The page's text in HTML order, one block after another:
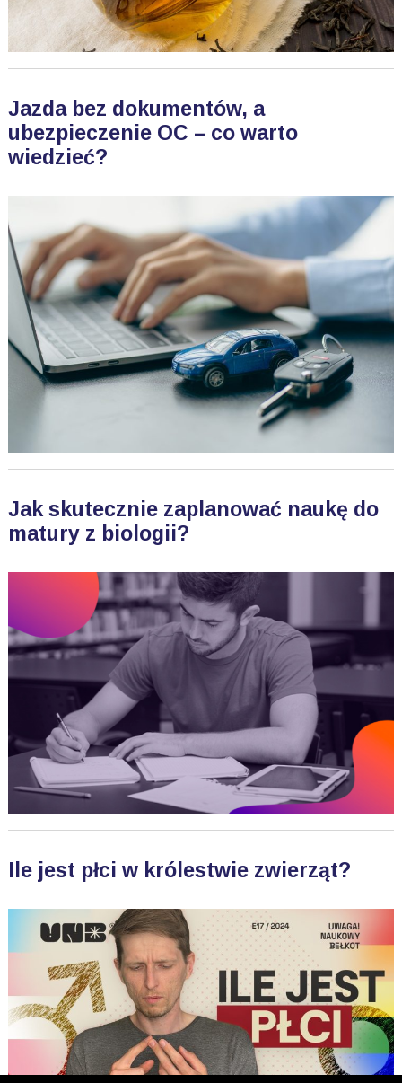
Jazda bez dokumentów, a
ubezpieczenie OC – co warto
wiedzieć?
Jak skutecznie zaplanować naukę do
matury z biologii?
Ile jest płci w królestwie zwierząt?